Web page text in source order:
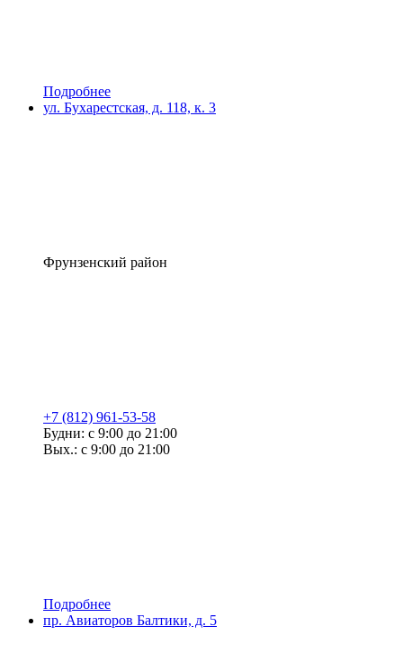
Подробнее
ул. Бухарестская, д. 118, к. 3
Фрунзенский район
+7 (812) 961-53-58
Будни: с 9:00 до 21:00
Вых.: с 9:00 до 21:00
Подробнее
пр. Авиаторов Балтики, д. 5